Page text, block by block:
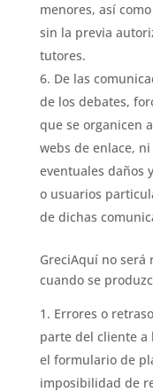
menores, así
sin la previa
tutores.
De las
de los debates,
que se organicen
webs de enlace,
eventuales daños
o usuarios
de dichas
GreciAquí no será
cuando se
Errores o
parte del cliente a
el formulario de
imposibilidad de